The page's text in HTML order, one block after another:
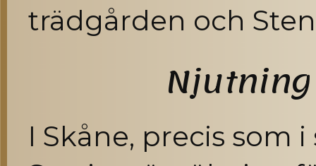
trädgården och
I Skåne, precis som